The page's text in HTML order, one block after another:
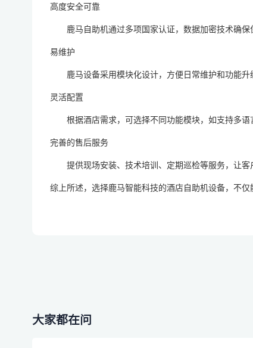
高度安全可靠
鹿马自助机通过多项国家认证，数据加密技术确保
易维护
鹿马设备采用模块化设计，方便日常维护和功能升
灵活配置
根据酒店需求，可选择不同功能模块，如支持多语
完善的售后服务
提供现场安装、技术培训、定期巡检等服务，让客
综上所述，选择鹿马智能科技的酒店自助机设备，不
大家都在问